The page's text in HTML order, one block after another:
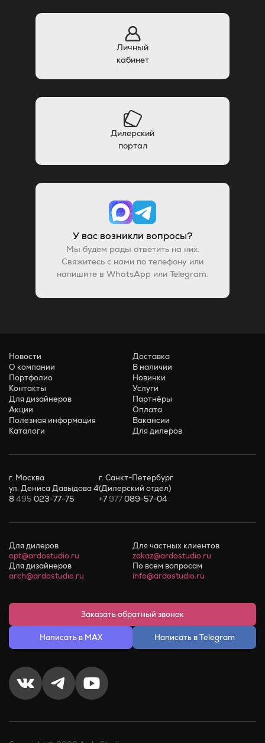
Личный
кабинет
Дилерский
портал
У вас возникли вопросы?
Мы будем рады ответить на них.
Свяжитесь с нами по телефону или
напишите в WhatsApp или Telegram.
Новости
О компании
Портфолио
Контакты
Для дизайнеров
Акции
Полезная информация
Каталоги
Доставка
В наличии
Новинки
Услуги
Партнёры
Оплата
Вакансии
Для дилеров
г. Москва
ул. Дениса Давыдова 4
8495 023-77-75
г. Санкт-Петербург
(Дилерский отдел)
+7977089-57-04
Для дилеров
opt@ardostudio.ru
Для частных клиентов
zakaz@ardostudio.ru
Для дизайнеров
arch@ardostudio.ru
По всем вопросам
info@ardostudio.ru
Заказать обратный звонок
Написать в MAX Написать в Telegram